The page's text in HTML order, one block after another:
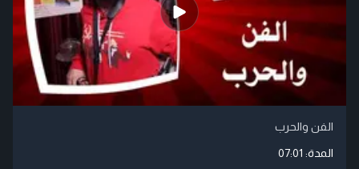
الفن والحرب
المدة: 07:01